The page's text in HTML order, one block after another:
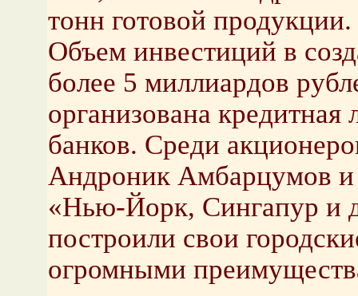
тонн готовой продукции.
Объем инвестиций в
более 5 миллиардов
организована
банков. Среди
Андроник Амбарцумов
«Нью-Йорк, Сингапур и
построили свои
огромными